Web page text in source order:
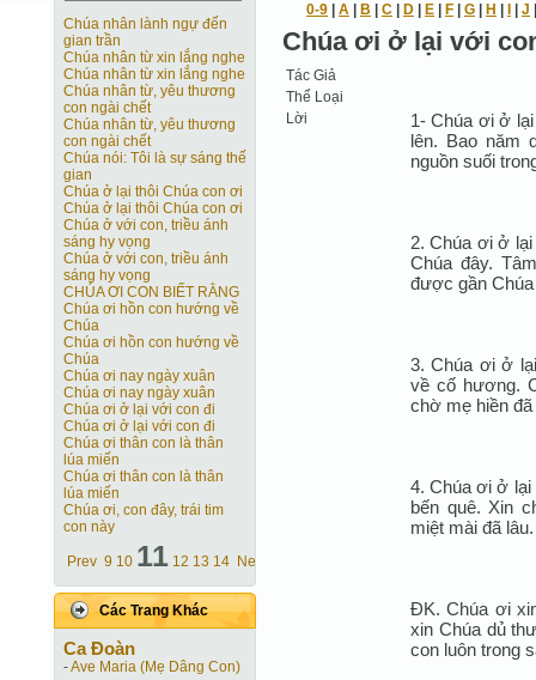
Chúa nhân lành ngự đến
gian trần
Chúa nhân từ xin lắng nghe
Chúa nhân từ xin lắng nghe
Chúa nhân từ, yêu thương
con ngài chết
Chúa nhân từ, yêu thương
con ngài chết
Chúa nói: Tôi là sự sáng thế
gian
Chúa ở lại thôi Chúa con ơi
Chúa ở lại thôi Chúa con ơi
Chúa ở với con, triều ánh
sáng hy vọng
Chúa ở với con, triều ánh
sáng hy vọng
CHÚA ƠI CON BIẾT RẰNG
Chúa ơi hồn con hướng về
Chúa
Chúa ơi hồn con hướng về
Chúa
Chúa ơi nay ngày xuân
Chúa ơi nay ngày xuân
Chúa ơi ở lại với con đi
Chúa ơi ở lại với con đi
Chúa ơi thân con là thân
lúa miến
Chúa ơi thân con là thân
lúa miến
Chúa ơi, con đây, trái tim
con này
Prev 9 10 11 12 13 14 Next
Các Trang Khác
Ca Ðoàn
-Ave Maria (Mẹ Dâng Con)
0-9 A B C D E F G H J
Chúa ơi ở lại với
Tác Giả
Thể Loại
Lời
1- Chúa ơi ở
lên. Bao năm
nguồn suối
2. Chúa ơi ở
Chúa đây.
được gần Chúa
3. Chúa ơi ở
về cố hương.
chờ mẹ hiền đã
4. Chúa ơi ở
bến quê. Xin
miệt mài đã lâu.
ÐK. Chúa ơi
xin Chúa dủ
con luôn trong